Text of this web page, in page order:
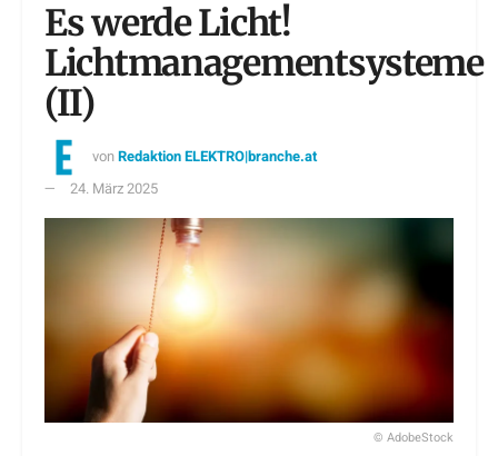
Es werde Licht!
Lichtmanagementsysteme
(II)
vonRedaktion ELEKTRO|branche.at
24. März 2025
© AdobeStock